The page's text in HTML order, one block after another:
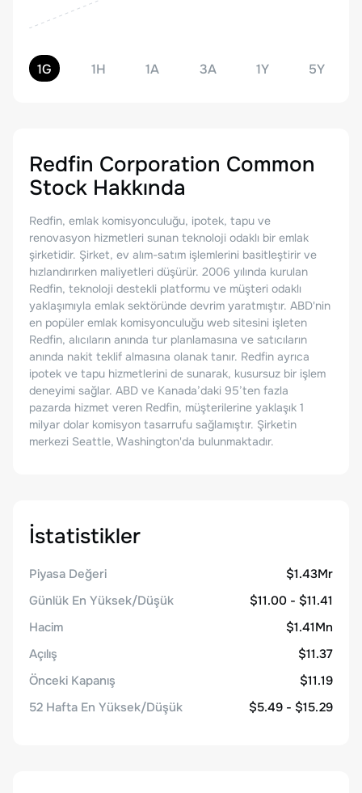
1G 1H 1A 3A 1Y 5Y
Redfin Corporation Common
Stock Hakkında
Redfin, emlak komisyonculuğu, ipotek, tapu ve
renovasyon hizmetleri sunan teknoloji odaklı bir emlak
şirketidir. Şirket, ev alım-satım işlemlerini basitleştirir ve
hızlandırırken maliyetleri düşürür. 2006 yılında kurulan
Redfin, teknoloji destekli platformu ve müşteri odaklı
yaklaşımıyla emlak sektöründe devrim yaratmıştır. ABD'nin
en popüler emlak komisyonculuğu web sitesini işleten
Redfin, alıcıların anında tur planlamasına ve satıcıların
anında nakit teklif almasına olanak tanır. Redfin ayrıca
ipotek ve tapu hizmetlerini de sunarak, kusursuz bir işlem
deneyimi sağlar. ABD ve Kanada’daki 95’ten fazla
pazarda hizmet veren Redfin, müşterilerine yaklaşık 1
milyar dolar komisyon tasarrufu sağlamıştır. Şirketin
merkezi Seattle, Washington'da bulunmaktadır.
İstatistikler
Piyasa Değeri
$1.43Mr
Günlük En Yüksek/Düşük
$11.00 - $11.41
Hacim
$1.41Mn
Açılış
$11.37
Önceki Kapanış
$11.19
52 Hafta En Yüksek/Düşük
$5.49 - $15.29